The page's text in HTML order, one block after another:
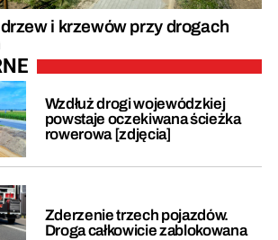
i krzewów przy drogach
Wzdłuż drogi wojewódzkiej
powstaje oczekiwana ścieżka
rowerowa [zdjęcia]
Zderzenie trzech pojazdów.
Droga całkowicie zablokowana